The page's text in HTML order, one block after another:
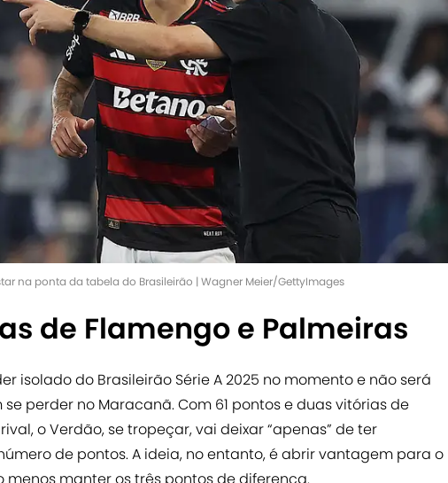
na ponta da tabela do Brasileirão | Wagner Meier/GettyImages
de Flamengo e Palmeiras
isolado do Brasileirão Série A 2025 no momento e não será
perder no Maracanã. Com 61 pontos e duas vitórias de
o Verdão, se tropeçar, vai deixar “apenas” de ter
de pontos. A ideia, no entanto, é abrir vantagem para o